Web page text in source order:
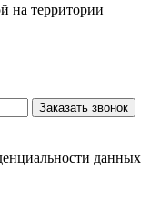
на территории
Заказать звонок
данных